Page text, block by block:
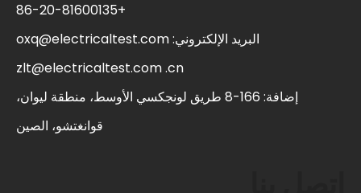
+86-20-81600135
البريد الإلكتروني:oxq@electricaltest.com
zlt@electricaltest.com .cn
إضافة: 166-8 طريق لونجكسي الأوسط، منطقة ليوان،
قوانغتشو، الصين